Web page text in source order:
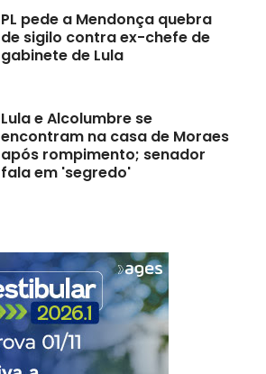
PL pede a Mendonça quebra
de sigilo contra ex-chefe de
gabinete de Lula
Lula e Alcolumbre se
encontram na casa de Moraes
após rompimento; senador
fala em 'segredo'